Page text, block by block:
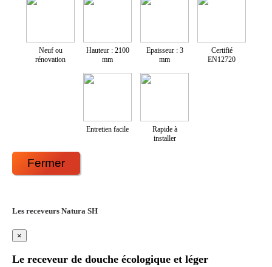
Neuf ou
rénovation
Hauteur : 2100
mm
Epaisseur : 3
mm
Certifié
EN12720
Entretien facile
Rapide à
installer
Fermer
Les receveurs Natura SH
×
Le receveur de douche écologique et léger